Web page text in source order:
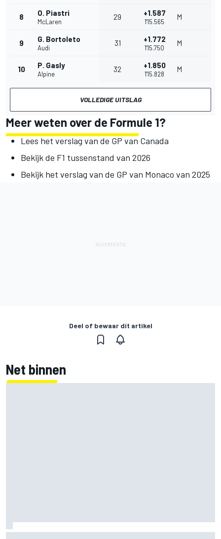
8 O. Piastri
McLaren
29 +1.587
1'15.565
M
9 G. Bortoleto
Audi
31 +1.772
1'15.750
M
10 P. Gasly
Alpine
32 +1.850
1'15.828
M
VOLLEDIGE UITSLAG
Meer weten over de Formule 1?
Lees het verslag van de GP van Canada
Bekijk de F1 tussenstand van 2026
Bekijk het verslag van de GP van Monaco van 2025
Deel of bewaar dit artikel
Net binnen